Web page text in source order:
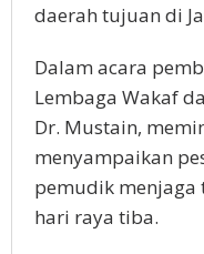
daerah tujuan di
Dalam acara
Lembaga Wakaf
Dr. Mustain,
menyampaikan
pemudik
hari raya tiba.